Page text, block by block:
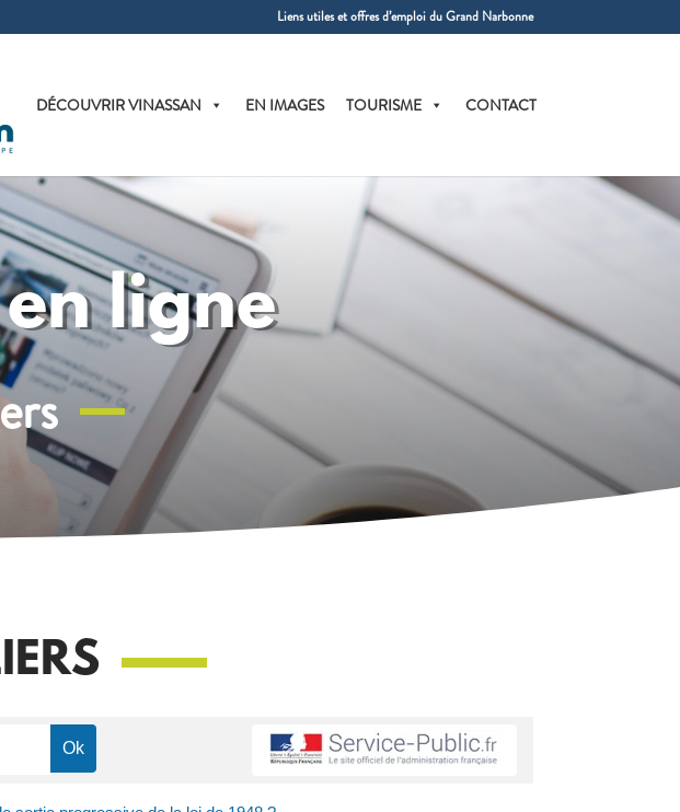
Liens utiles et offres d’emploi du Grand Narbonne
DÉCOUVRIR VINASSAN EN IMAGES TOURISME CONTACT
ligne